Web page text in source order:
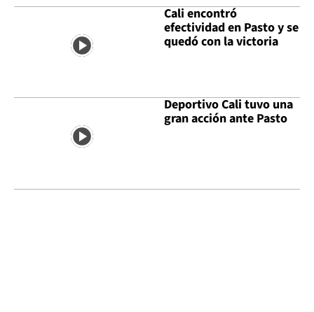
Cali encontró
efectividad en Pasto y se
quedó con la victoria
Deportivo Cali tuvo una
gran acción ante Pasto